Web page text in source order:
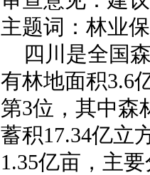
主题词：林业
四川是全国
有林地面积3.6
第3位，其中森
蓄积17.34亿立
1.35亿亩，主